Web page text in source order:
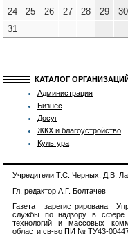
24
25 26 27 28 29
30
31
КАТАЛОГ
Администрация
Бизнес
Досуг
ЖКХ и благоустройство
Культура
Учредители Т.С. Черных, Д.В.
Гл. редактор А.Г. Болтачев
Газета зарегистрирована
службы по надзору в сфере
технологий и массовых
области св-во ПИ № ТУ43-00447